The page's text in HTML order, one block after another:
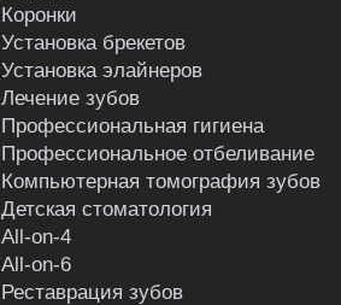
Коронки
Установка брекетов
Установка элайнеров
Лечение зубов
Профессиональная гигиена
Профессиональное отбеливание
Компьютерная томография зубов
Детская стоматология
All-on-4
All-on-6
Реставрация зубов